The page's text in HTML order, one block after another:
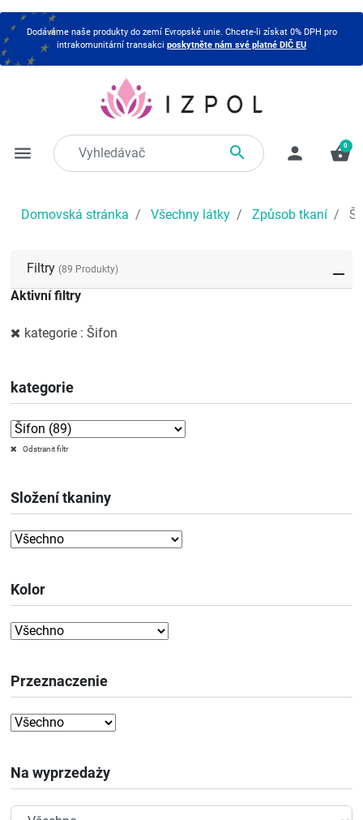
Dodáváme naše produkty do zemí Evropské unie. Chcete-li získat 0% DPH pro
intrakomunitární transakci poskytněte nám své platné DIČ EU
menu  person shopping_basket
0
Domovská stránka Všechny látky Způsob tkaní
Filtry (89 Produkty)
Aktivní filtry
kategorie : Šifon
kategorie
Odstranit filtr
Složení tkaniny
Kolor
Przeznaczenie
Na wyprzedaży